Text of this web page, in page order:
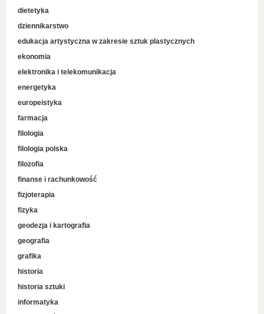
dietetyka
dziennikarstwo
edukacja artystyczna w zakresie sztuk plastycznych
ekonomia
elektronika i telekomunikacja
energetyka
europeistyka
farmacja
filologia
filologia polska
filozofia
finanse i rachunkowość
fizjoterapia
fizyka
geodezja i kartografia
geografia
grafika
historia
historia sztuki
informatyka